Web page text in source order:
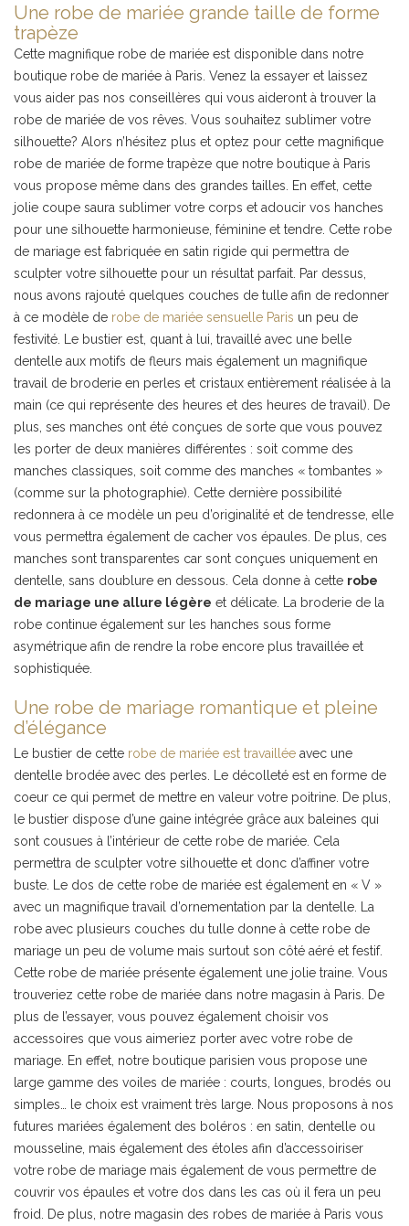
Une robe de mariée grande taille de forme
trapèze
Cette magnifique robe de mariée est disponible dans notre
boutique robe de mariée à Paris. Venez la essayer et laissez
vous aider pas nos conseillères qui vous aideront à trouver la
robe de mariée de vos rêves. Vous souhaitez sublimer votre
silhouette? Alors n’hésitez plus et optez pour cette magnifique
robe de mariée de forme trapèze que notre boutique à Paris
vous propose même dans des grandes tailles. En effet, cette
jolie coupe saura sublimer votre corps et adoucir vos hanches
pour une silhouette harmonieuse, féminine et tendre. Cette robe
de mariage est fabriquée en satin rigide qui permettra de
sculpter votre silhouette pour un résultat parfait. Par dessus,
nous avons rajouté quelques couches de tulle afin de redonner
à ce modèle de robe de mariée sensuelle Paris un peu de
festivité. Le bustier est, quant à lui, travaillé avec une belle
dentelle aux motifs de fleurs mais également un magnifique
travail de broderie en perles et cristaux entièrement réalisée à la
main (ce qui représente des heures et des heures de travail). De
plus, ses manches ont été conçues de sorte que vous pouvez
les porter de deux manières différentes : soit comme des
manches classiques, soit comme des manches « tombantes »
(comme sur la photographie). Cette dernière possibilité
redonnera à ce modèle un peu d’originalité et de tendresse, elle
vous permettra également de cacher vos épaules. De plus, ces
manches sont transparentes car sont conçues uniquement en
dentelle, sans doublure en dessous. Cela donne à cette robe
de mariage une allure légère et délicate. La broderie de la
robe continue également sur les hanches sous forme
asymétrique afin de rendre la robe encore plus travaillée et
sophistiquée.
Une robe de mariage romantique et pleine
d’élégance
Le bustier de cette robe de mariée est travaillée avec une
dentelle brodée avec des perles. Le décolleté est en forme de
coeur ce qui permet de mettre en valeur votre poitrine. De plus,
le bustier dispose d’une gaine intégrée grâce aux baleines qui
sont cousues à l’intérieur de cette robe de mariée. Cela
permettra de sculpter votre silhouette et donc d’affiner votre
buste. Le dos de cette robe de mariée est également en « V »
avec un magnifique travail d’ornementation par la dentelle. La
robe avec plusieurs couches du tulle donne à cette robe de
mariage un peu de volume mais surtout son côté aéré et festif.
Cette robe de mariée présente également une jolie traine. Vous
trouveriez cette robe de mariée dans notre magasin à Paris. De
plus de l’essayer, vous pouvez également choisir vos
accessoires que vous aimeriez porter avec votre robe de
mariage. En effet, notre boutique parisien vous propose une
large gamme des voiles de mariée : courts, longues, brodés ou
simples… le choix est vraiment très large. Nous proposons à nos
futures mariées également des boléros : en satin, dentelle ou
mousseline, mais également des étoles afin d’accessoiriser
votre robe de mariage mais également de vous permettre de
couvrir vos épaules et votre dos dans les cas où il fera un peu
froid. De plus, notre magasin des robes de mariée à Paris vous